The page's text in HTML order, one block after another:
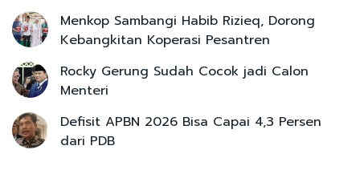
Menkop Sambangi Habib Rizieq, Dorong
Kebangkitan Koperasi Pesantren
Rocky Gerung Sudah Cocok jadi Calon
Menteri
Defisit APBN 2026 Bisa Capai 4,3 Persen
dari PDB